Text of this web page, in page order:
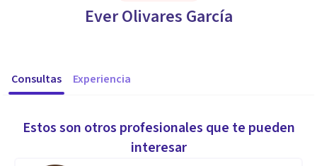
Ever Olivares García
Consultas Experiencia
Estos son otros profesionales que te pueden
interesar